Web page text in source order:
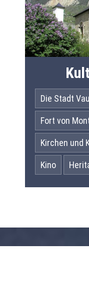
Die Stadt
Fort von
Kirchen und
Kino